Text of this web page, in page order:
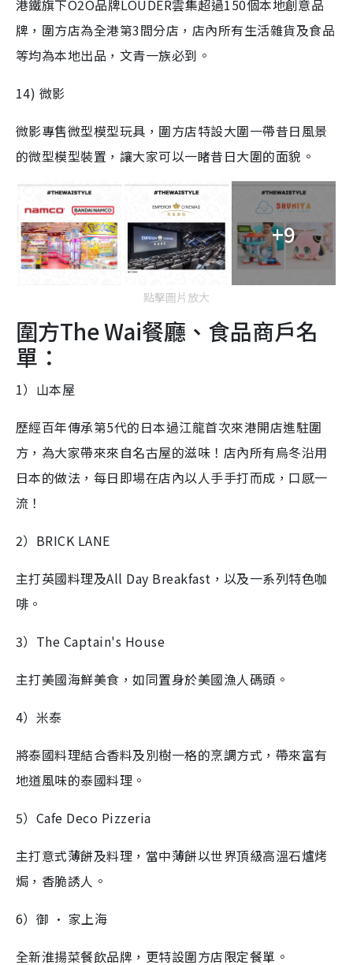
港鐵旗下O2O品牌LOUDER雲集超過150個本地創意品
牌，圍方店為全港第3間分店，店內所有生活雜貨及食品
等均為本地出品，文青一族必到。
14) 微影
微影專售微型模型玩具，圍方店特設大圍一帶昔日風景
的微型模型裝置，讓大家可以一睹昔日大圍的面貌。
+9
點擊圖片放大
圍方The Wai餐廳、食品商戶名
單：
1）山本屋
歷經百年傳承第5️代的日本過江龍首次來港開店進駐圍
方，為大家帶來來自名古屋的滋味！店內所有烏冬沿用
日本的做法，每日即場在店內以人手手打而成，口感一
流！
2）BRICK LANE
主打英國料理及All Day Breakfast，以及一系列特色咖
啡。
3）The Captain's House
主打美國海鮮美食，如同置身於美國漁人碼頭。
4）米泰
將泰國料理結合香料及別樹一格的烹調方式，帶來富有
地道風味的泰國料理。
5）Cafe Deco Pizzeria
主打意式薄餅及料理，當中薄餅以世界頂級高溫石爐烤
焗，香脆誘人。
6）御 · 家上海
全新淮揚菜餐飲品牌，更特設圍方店限定餐單。